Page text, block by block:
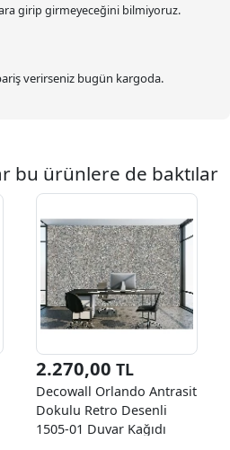
girip girmeyeceğini bilmiyoruz.
verirseniz bugün kargoda.
bu ürünlere de baktılar
2.270,00 TL
Decowall Orlando Antrasit
Dokulu Retro Desenli
1505-01 Duvar Kağıdı